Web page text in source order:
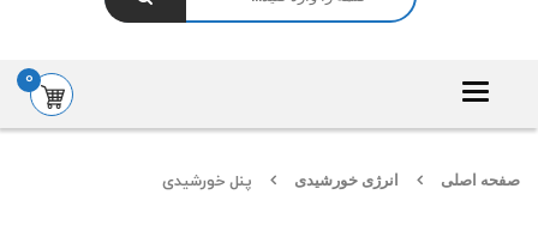
Toggle
0
صفحه اصلی انرژی خورشیدی پنل خورشیدی